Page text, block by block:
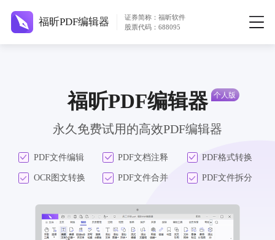
福昕PDF编辑器
证券简称：福昕软件
股票代码：688095
福昕PDF编辑器
永久免费试用的高效PDF编辑器
PDF文件编辑 PDF文档注释 PDF格式转换
OCR图文转换 PDF文件合并 PDF文件拆分